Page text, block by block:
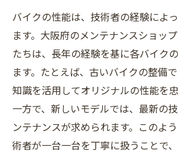
バイクの性能は、技術者の経験によ
ます。大阪府のメンテナンスショッ
たちは、長年の経験を基に各バイク
ます。たとえば、古いバイクの整備
知識を活用してオリジナルの性能を忠
一方で、新しいモデルでは、最新の
ンテナンスが求められます。このよ
術者が一台一台を丁寧に扱うことで